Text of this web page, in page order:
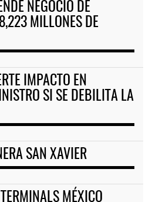
NEGOCIO DE
MILLONES DE
IMPACTO EN
SI SE DEBILITA LA
SAN XAVIER
MÉXICO